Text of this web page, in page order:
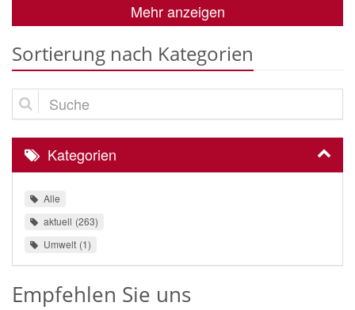
Mehr anzeigen
Sortierung nach Kategorien
Suche
Kategorien
Alle
aktuell 263
Umwelt 1
Empfehlen Sie uns